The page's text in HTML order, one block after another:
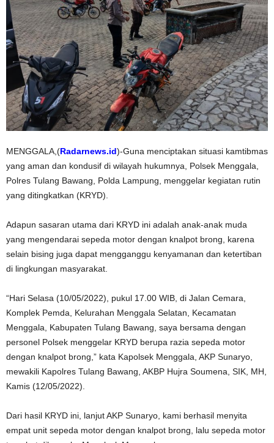
MENGGALA,(Radarnews.id)-Guna menciptakan situasi kamtibmas
yang aman dan kondusif di wilayah hukumnya, Polsek Menggala,
Polres Tulang Bawang, Polda Lampung, menggelar kegiatan rutin
yang ditingkatkan (KRYD).
Adapun sasaran utama dari KRYD ini adalah anak-anak muda
yang mengendarai sepeda motor dengan knalpot brong, karena
selain bising juga dapat mengganggu kenyamanan dan ketertiban
di lingkungan masyarakat.
“Hari Selasa (10/05/2022), pukul 17.00 WIB, di Jalan Cemara,
Komplek Pemda, Kelurahan Menggala Selatan, Kecamatan
Menggala, Kabupaten Tulang Bawang, saya bersama dengan
personel Polsek menggelar KRYD berupa razia sepeda motor
dengan knalpot brong,” kata Kapolsek Menggala, AKP Sunaryo,
mewakili Kapolres Tulang Bawang, AKBP Hujra Soumena, SIK, MH,
Kamis (12/05/2022).
Dari hasil KRYD ini, lanjut AKP Sunaryo, kami berhasil menyita
empat unit sepeda motor dengan knalpot brong, lalu sepeda motor